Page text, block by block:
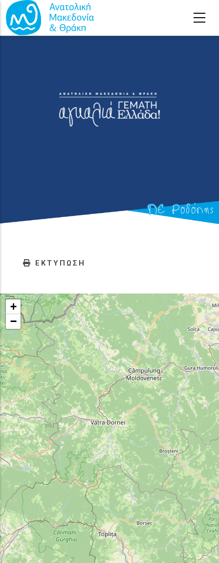
Παράκαμψη προς το κυρίως περιεχόμενο
ΠΕ Ροδόπης
ΕΚΤΥΠΩΣΗ
+
−